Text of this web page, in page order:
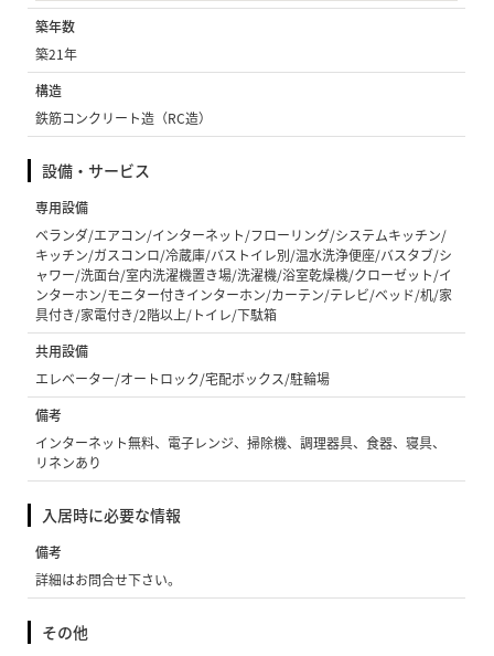
築年数
築21年
構造
鉄筋コンクリート造（RC造）
設備・サービス
専用設備
ベランダ/エアコン/インターネット/フローリング/システムキッチン/
キッチン/ガスコンロ/冷蔵庫/バストイレ別/温水洗浄便座/バスタブ/シ
ャワー/洗面台/室内洗濯機置き場/洗濯機/浴室乾燥機/クローゼット/イ
ンターホン/モニター付きインターホン/カーテン/テレビ/ベッド/机/家
具付き/家電付き/2階以上/トイレ/下駄箱
共用設備
エレベーター/オートロック/宅配ボックス/駐輪場
備考
インターネット無料、電子レンジ、掃除機、調理器具、食器、寝具、
リネンあり
入居時に必要な情報
備考
詳細はお問合せ下さい。
その他